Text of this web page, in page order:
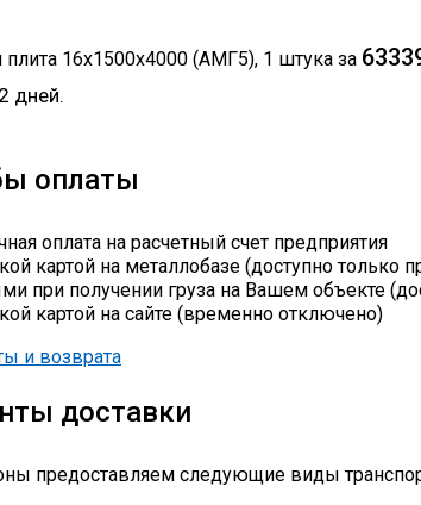
16х1500х4000 (АМГ5), 1 штука за
дней.
оплаты
оплата на расчетный счет предприятия
картой на металлобазе (доступно только
при получении груза на Вашем объекте
картой на сайте (временно отключено)
и возврата
доставки
предоставляем следующие виды